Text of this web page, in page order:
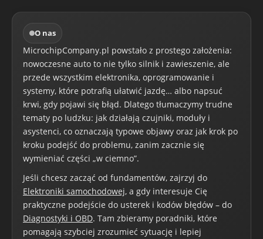
O nas
MicrochipCompany.pl powstało z prostego założenia:
nowoczesne auto to nie tylko silnik i zawieszenie, ale
przede wszystkim elektronika, oprogramowanie i
systemy, które potrafią ułatwić jazdę… albo napsuć
krwi, gdy pojawi się błąd. Dlatego tłumaczymy trudne
tematy po ludzku: jak działają czujniki, moduły i
asystenci, co oznaczają typowe objawy oraz jak krok po
kroku podejść do problemu, zanim zacznie się
wymieniać części „w ciemno”.
Jeśli chcesz zacząć od fundamentów, zajrzyj do
Elektroniki samochodowej, a gdy interesuje Cię
praktyczne podejście do usterek i kodów błędów – do
Diagnostyki i OBD. Tam zbieramy poradniki, które
pomagają szybciej zrozumieć sytuację i lepiej